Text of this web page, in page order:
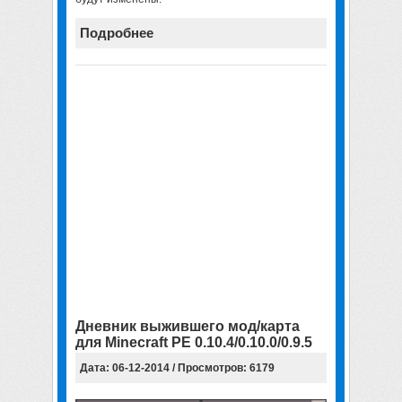
Подробнее
Дневник выжившего мод/карта
для Minecraft PE 0.10.4/0.10.0/0.9.5
Дата: 06-12-2014 / Просмотров: 6179